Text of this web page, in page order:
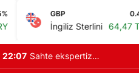
GBP
İngiliz Sterlini 64,47 TRY
22:07 Sahte ekspertiz